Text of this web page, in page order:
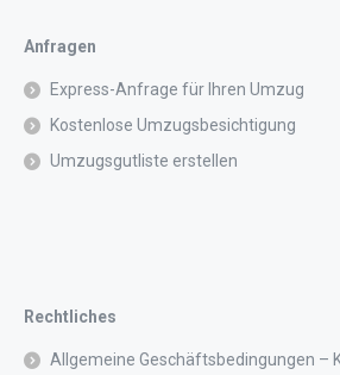
Anfragen
Express-Anfrage für Ihren Umzug
Kostenlose Umzugsbesichtigung
Umzugsgutliste erstellen
Rechtliches
Allgemeine Geschäftsbedingungen –